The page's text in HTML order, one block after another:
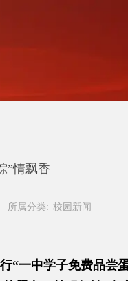
”情飘香
所属分类: 校园新闻
“一中学子免费品尝